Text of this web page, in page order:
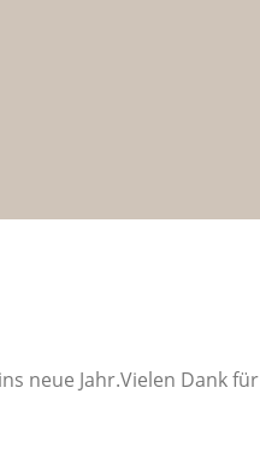
neue Jahr.Vielen Dank für